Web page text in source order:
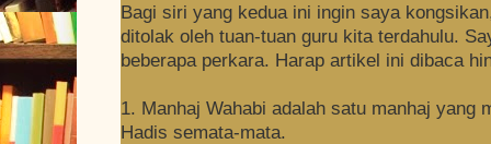
Bagi siri yang kedua ini ingin saya
ditolak oleh tuan-tuan guru kita terdahulu.
beberapa perkara. Harap artikel ini dibaca
1. Manhaj Wahabi adalah satu manhaj yang
Hadis semata-mata.